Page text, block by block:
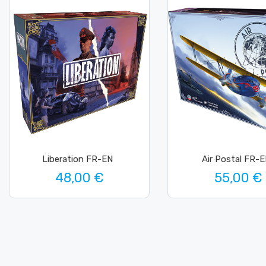
Liberation FR-EN
48,00 €
Air Postal FR-
55,00 €